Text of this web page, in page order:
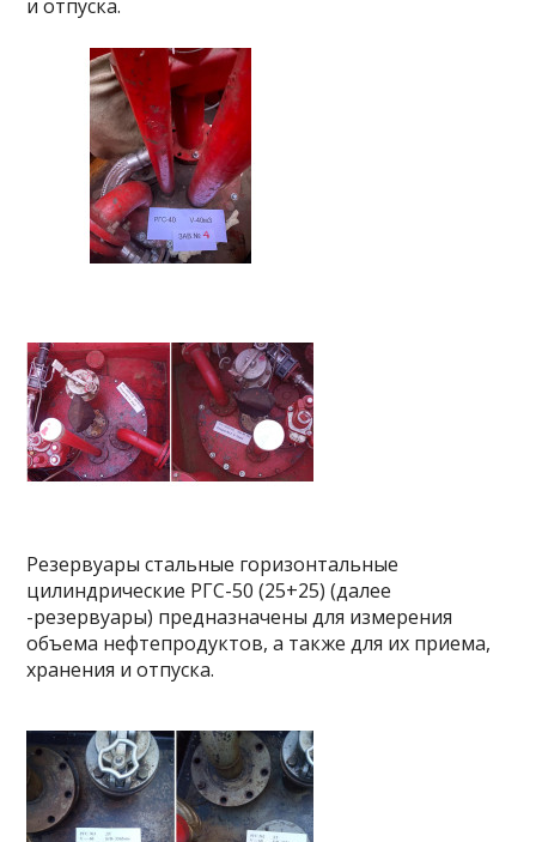
и отпуска.
Резервуары стальные горизонтальные
цилиндрические РГС-50 (25+25) (далее
-резервуары) предназначены для измерения
объема нефтепродуктов, а также для их приема,
хранения и отпуска.